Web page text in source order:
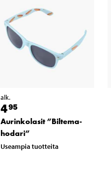
alk.
495
Aurinkolasit ”Biltema-
hodari”
Useampia tuotteita